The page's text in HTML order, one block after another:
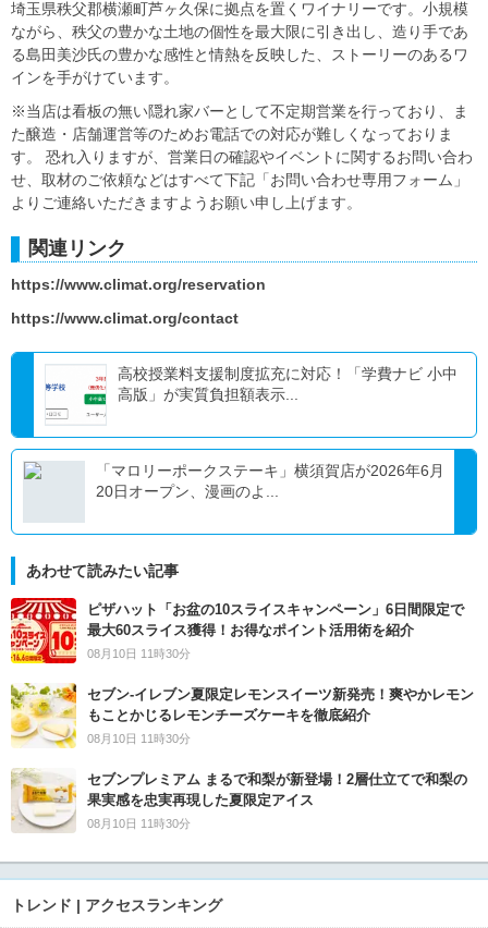
埼玉県秩父郡横瀬町芦ヶ久保に拠点を置くワイナリーです。小規模
ながら、秩父の豊かな土地の個性を最大限に引き出し、造り手であ
る島田美沙氏の豊かな感性と情熱を反映した、ストーリーのあるワ
インを手がけています。
※当店は看板の無い隠れ家バーとして不定期営業を行っており、ま
た醸造・店舗運営等のためお電話での対応が難しくなっておりま
す。 恐れ入りますが、営業日の確認やイベントに関するお問い合わ
せ、取材のご依頼などはすべて下記「お問い合わせ専用フォーム」
よりご連絡いただきますようお願い申し上げます。
関連リンク
https://www.climat.org/reservation
https://www.climat.org/contact
高校授業料支援制度拡充に対応！「学費ナビ 小中
高版」が実質負担額表示...
「マロリーポークステーキ」横須賀店が2026年6月
20日オープン、漫画のよ...
あわせて読みたい記事
ピザハット「お盆の10スライスキャンペーン」6日間限定で
最大60スライス獲得！お得なポイント活用術を紹介
08月10日 11時30分
セブン‐イレブン夏限定レモンスイーツ新発売！爽やかレモン
もことかじるレモンチーズケーキを徹底紹介
08月10日 11時30分
セブンプレミアム まるで和梨が新登場！2層仕立てで和梨の
果実感を忠実再現した夏限定アイス
08月10日 11時30分
トレンド | アクセスランキング